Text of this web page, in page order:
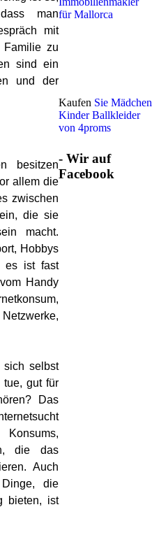
man
mit
Familie zu
sind ein
und der
besitzen
allem die
zwischen
die sie
macht.
Hobbys
es ist fast
Handy
sich selbst
gut für
Das
die das
Auch
die
bieten, ist
für Mallorca
Kaufen Sie Mädchen
Kinder Ballkleider
von 4proms
- Wir auf
Facebook